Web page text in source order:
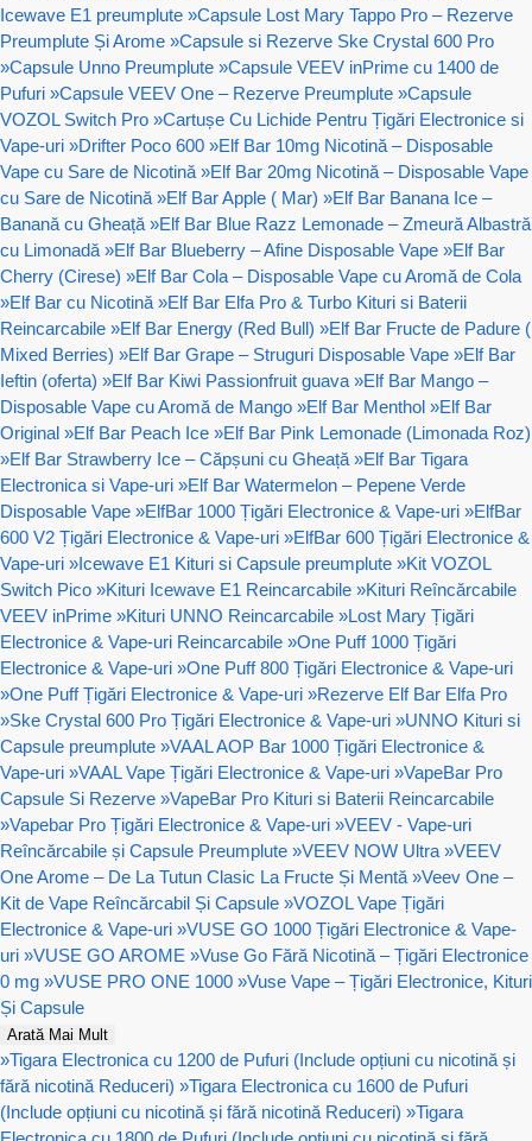
Icewave E1 preumplute »Capsule Lost Mary Tappo Pro – Rezerve
Preumplute Și Arome »Capsule si Rezerve Ske Crystal 600 Pro
»Capsule Unno Preumplute »Capsule VEEV inPrime cu 1400 de
Pufuri »Capsule VEEV One – Rezerve Preumplute »Capsule
VOZOL Switch Pro »Cartușe Cu Lichide Pentru Țigări Electronice si
Vape-uri »Drifter Poco 600 »Elf Bar 10mg Nicotină – Disposable
Vape cu Sare de Nicotină »Elf Bar 20mg Nicotină – Disposable Vape
cu Sare de Nicotină »Elf Bar Apple ( Mar) »Elf Bar Banana Ice –
Banană cu Gheață »Elf Bar Blue Razz Lemonade – Zmeură Albastră
cu Limonadă »Elf Bar Blueberry – Afine Disposable Vape »Elf Bar
Cherry (Cirese) »Elf Bar Cola – Disposable Vape cu Aromă de Cola
»Elf Bar cu Nicotină »Elf Bar Elfa Pro & Turbo Kituri si Baterii
Reincarcabile »Elf Bar Energy (Red Bull) »Elf Bar Fructe de Padure (
Mixed Berries) »Elf Bar Grape – Struguri Disposable Vape »Elf Bar
Ieftin (oferta) »Elf Bar Kiwi Passionfruit guava »Elf Bar Mango –
Disposable Vape cu Aromă de Mango »Elf Bar Menthol »Elf Bar
Original »Elf Bar Peach Ice »Elf Bar Pink Lemonade (Limonada Roz)
»Elf Bar Strawberry Ice – Căpșuni cu Gheață »Elf Bar Tigara
Electronica si Vape-uri »Elf Bar Watermelon – Pepene Verde
Disposable Vape »ElfBar 1000 Țigări Electronice & Vape-uri »ElfBar
600 V2 Țigări Electronice & Vape-uri »ElfBar 600 Țigări Electronice &
Vape-uri »Icewave E1 Kituri si Capsule preumplute »Kit VOZOL
Switch Pico »Kituri Icewave E1 Reincarcabile »Kituri Reîncărcabile
VEEV inPrime »Kituri UNNO Reincarcabile »Lost Mary Țigări
Electronice & Vape-uri Reincarcabile »One Puff 1000 Țigări
Electronice & Vape-uri »One Puff 800 Țigări Electronice & Vape-uri
»One Puff Țigări Electronice & Vape-uri »Rezerve Elf Bar Elfa Pro
»Ske Crystal 600 Pro Țigări Electronice & Vape-uri »UNNO Kituri si
Capsule preumplute »VAAL AOP Bar 1000 Țigări Electronice &
Vape-uri »VAAL Vape Țigări Electronice & Vape-uri »VapeBar Pro
Capsule Si Rezerve »VapeBar Pro Kituri si Baterii Reincarcabile
»Vapebar Pro Țigări Electronice & Vape-uri »VEEV - Vape-uri
Reîncărcabile și Capsule Preumplute »VEEV NOW Ultra »VEEV
One Arome – De La Tutun Clasic La Fructe Și Mentă »Veev One –
Kit de Vape Reîncărcabil Și Capsule »VOZOL Vape Țigări
Electronice & Vape-uri »VUSE GO 1000 Țigări Electronice & Vape-
uri »VUSE GO AROME »Vuse Go Fără Nicotină – Țigări Electronice
0 mg »VUSE PRO ONE 1000 »Vuse Vape – Țigări Electronice, Kituri
Și Capsule
Arată Mai Mult
»Tigara Electronica cu 1200 de Pufuri (Include opțiuni cu nicotină și
fără nicotină Reduceri) »Tigara Electronica cu 1600 de Pufuri
(Include opțiuni cu nicotină și fără nicotină Reduceri) »Tigara